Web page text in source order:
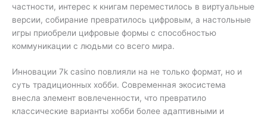
частности, интерес к книгам переместилось в виртуальные
версии, собирание превратилось цифровым, а настольные
игры приобрели цифровые формы с способностью
коммуникации с людьми со всего мира.
Инновации 7k casino повлияли на не только формат, но и
суть традиционных хобби. Современная экосистема
внесла элемент вовлеченности, что превратило
классические варианты хобби более адаптивными и